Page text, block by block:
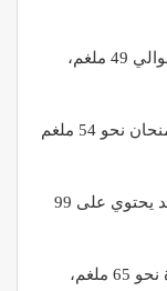
2. البطاطا: توفر حبة متوسطة مع القشرة حوالي 49 ملغم،
3. زبدة الفول السوداني: ملعقتان كبيرتان تمنحان نحو 54 ملغم
4. الإدامامي (فول الصويا الأخضر): كوب واحد يحتوي على 99
5. حبوب القمح الكاملة: توفر الحصة الواحدة نحو 65 ملغم،